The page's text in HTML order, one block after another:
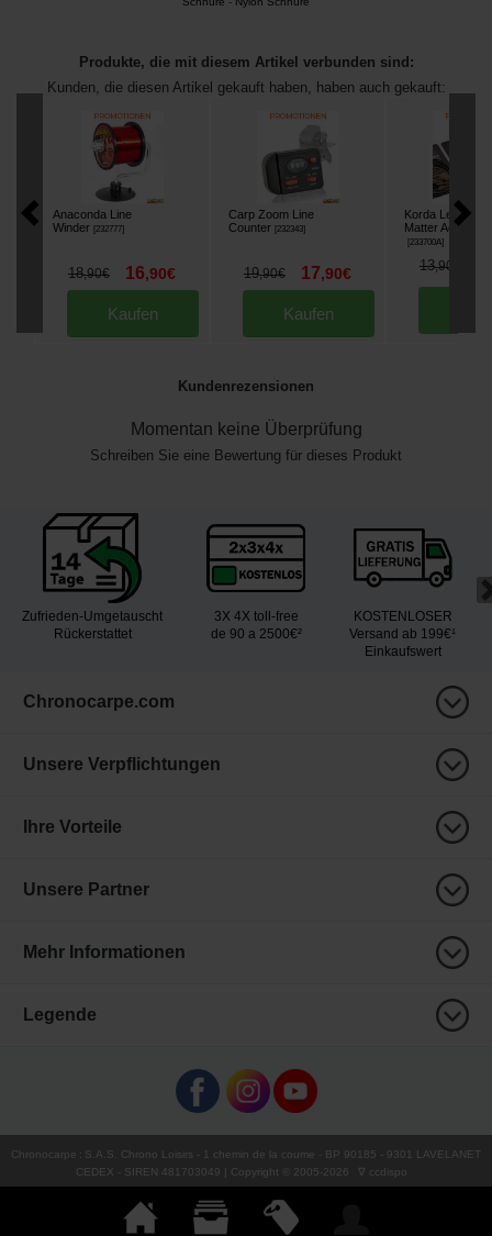
Produkte, die mit diesem Artikel verbunden sind:
Kunden, die diesen Artikel gekauft haben, haben auch gekauft:
Anaconda Line
Winder [232777]
18,90€ 16,90€
Kaufen
Carp Zoom Line
Counter [232343]
19,90€ 17,90€
Kaufen
Korda Lead
Matter Action
[233700A]
13,90
Kundenrezensionen
Momentan keine Überprüfung
Schreiben Sie eine Bewertung für dieses Produkt
Zufrieden-Umgetauscht
Rückerstattet
3X 4X toll-free
de 90 a 2500€²
KOSTENLOSER
Versand ab 199€¹
Einkaufswert
Chronocarpe.com
Unsere Verpflichtungen
Ihre Vorteile
Unsere Partner
Mehr Informationen
Legende
Chronocarpe : S.A.S. Chrono Loisirs - 1 chemin de la coume - BP 90185 - 9301 LAVELANET
CEDEX - SIREN 481703049 | Copyright © 2005-2026 ∇ ccdispo